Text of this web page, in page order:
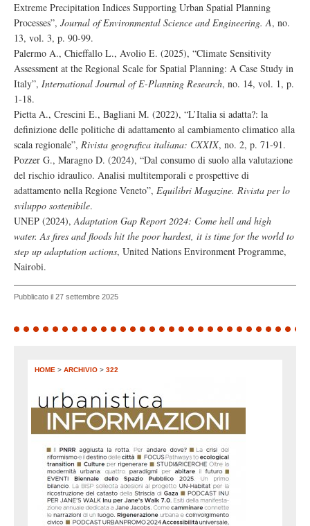
Extreme Precipitation Indices Supporting Urban Spatial Planning
Processes”, Journal of Environmental Science and Engineering. A, no.
13, vol. 3, p. 90-99.
Palermo A., Chieffallo L., Avolio E. (2025), “Climate Sensitivity
Assessment at the Regional Scale for Spatial Planning: A Case Study in
Italy”, International Journal of E-Planning Research, no. 14, vol. 1, p.
1-18.
Pietta A., Crescini E., Bagliani M. (2022), “L’Italia si adatta?: la
definizione delle politiche di adattamento al cambiamento climatico alla
scala regionale”, Rivista geografica italiana: CXXIX, no. 2, p. 71-91.
Pozzer G., Maragno D. (2024), “Dal consumo di suolo alla valutazione
del rischio idraulico. Analisi multitemporali e prospettive di
adattamento nella Regione Veneto”, Equilibri Magazine. Rivista per lo
sviluppo sostenibile.
UNEP (2024),Adaptation Gap Report 2024: Come hell and high
water. As fires and floods hit the poor hardest, it is time for the world to
step up adaptation actions, United Nations Environment Programme,
Nairobi.
Pubblicato il 27 settembre 2025
HOME > ARCHIVIO > 322